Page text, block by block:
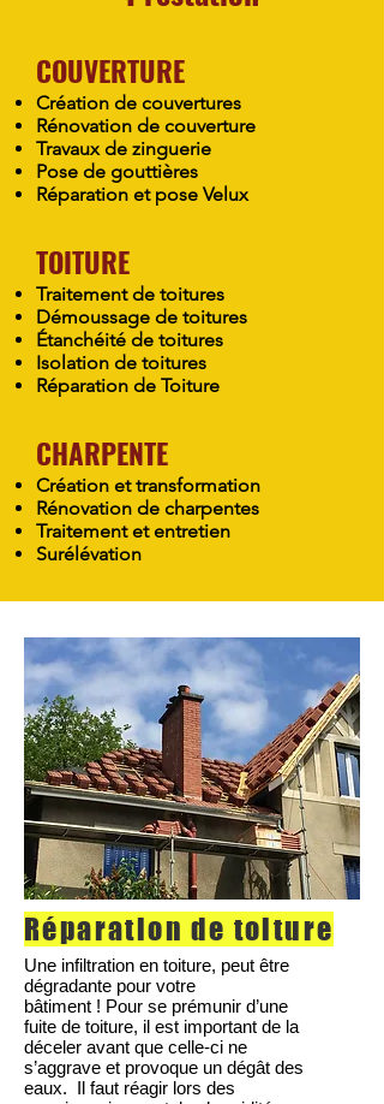
COUVERTURE
Création de couvertures
Rénovation de couverture
Travaux de zinguerie
Pose de gouttières
Réparation et pose Velux
TOITURE
Traitement de toitures
Démoussage de toitures
Étanchéité de toitures
Isolation de toitures
Réparation de Toiture
CHARPENTE
Création et transformation
Rénovation de charpentes
Traitement et entretien
Surélévation
Réparation de toiture
Une infiltration en toiture, peut être
dégradante pour votre
bâtiment ! Pour se prémunir d’une
fuite de toiture, il est important de la
déceler avant que celle-ci ne
s’aggrave et provoque un dégât des
eaux. Il faut réagir lors des